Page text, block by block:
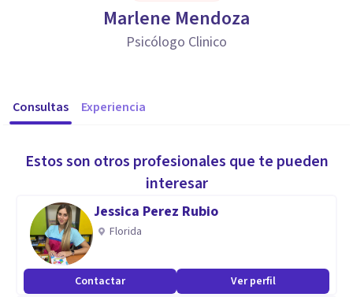
Marlene Mendoza
Psicólogo Clinico
Consultas Experiencia
Estos son otros profesionales que te pueden
interesar
Jessica Perez Rubio
Florida
Contactar Ver perfil